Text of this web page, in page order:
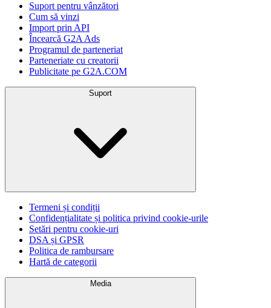
Suport pentru vânzători
Cum să vinzi
Import prin API
Încearcă G2A Ads
Programul de parteneriat
Parteneriate cu creatorii
Publicitate pe G2A.COM
Suport
Termeni și condiții
Confidențialitate și politica privind cookie-urile
Setări pentru cookie-uri
DSA și GPSR
Politica de rambursare
Hartă de categorii
Media